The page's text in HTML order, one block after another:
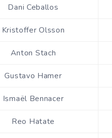
Dani Ceballos
Kristoffer Olsson
Anton Stach
Gustavo Hamer
Ismaël Bennacer
Reo Hatate